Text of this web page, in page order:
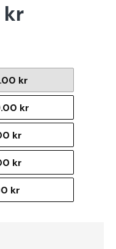
kr
kr
kr
kr
kr
kr